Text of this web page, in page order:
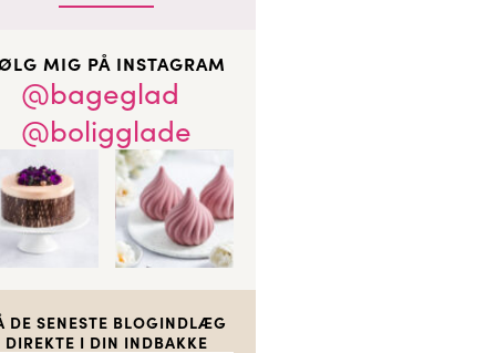
MIG PÅ INSTAGRAM
@bageglad
@boligglade
DE SENESTE BLOGINDLÆG
DIREKTE I DIN INDBAKKE